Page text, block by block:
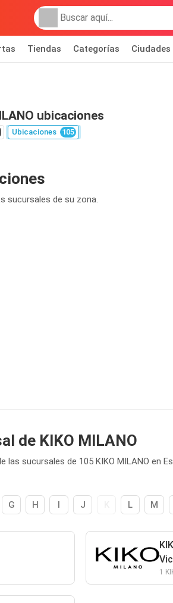
Tiendas Categorías Ciudades
ubicaciones
Ubicaciones 105
sucursales de su zona.
de KIKO MILANO
sucursales de 105 KIKO MILANO en
G H I J L M
1